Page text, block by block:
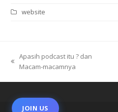
website
previous
Apasih podcast itu ? dan
Macam-macamnya
JOIN US